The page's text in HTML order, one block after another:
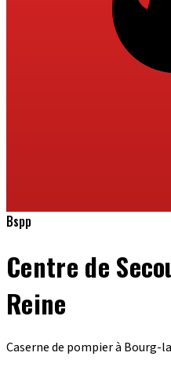
Bspp
Centre de
Reine
Caserne de pompier à Bourg-